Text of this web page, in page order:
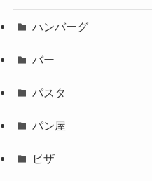
ハンバーグ
バー
パスタ
パン屋
ピザ